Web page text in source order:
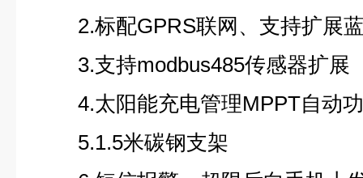
2.标配GPRS联网、支持扩展
3.支持modbus485传感器扩展
4.太阳能充电管理MPPT自动
5.1.5米碳钢支架